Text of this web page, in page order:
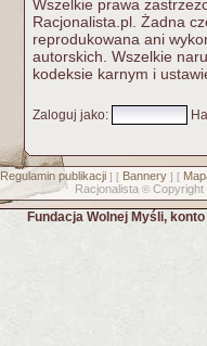
Wszelkie prawa
Racjonalista.pl. Żadna
reprodukowana ani
autorskich. Wszelkie
kodeksie karnym i
Zaloguj jako:
Regulamin publikacji] [ Bannery] [
Racjonalista © Copyright
Fundacja Wolnej Myśli,